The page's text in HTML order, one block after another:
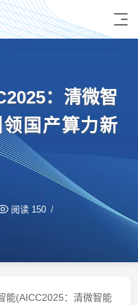
：清微智
国产算力新
阅读 150
能(AICC2025：清微智能